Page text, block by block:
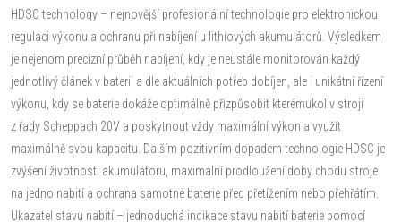
HDSC technology – nejnovější profesionální technologie pro elektronickou
regulaci výkonu a ochranu při nabíjení u lithiových akumulátorů. Výsledkem
je nejenom precizní průběh nabíjení, kdy je neustále monitorován každý
jednotlivý článek v baterii a dle aktuálních potřeb dobíjen, ale i unikátní řízení
výkonu, kdy se baterie dokáže optimálně přizpůsobit kterémukoliv stroji
z řady Scheppach 20V a poskytnout vždy maximální výkon a využít
maximálně svou kapacitu. Dalším pozitivním dopadem technologie HDSC je
zvýšení životnosti akumulátoru, maximální prodloužení doby chodu stroje
na jedno nabití a ochrana samotné baterie před přetížením nebo přehřátím.
Ukazatel stavu nabití – jednoduchá indikace stavu nabití baterie pomocí